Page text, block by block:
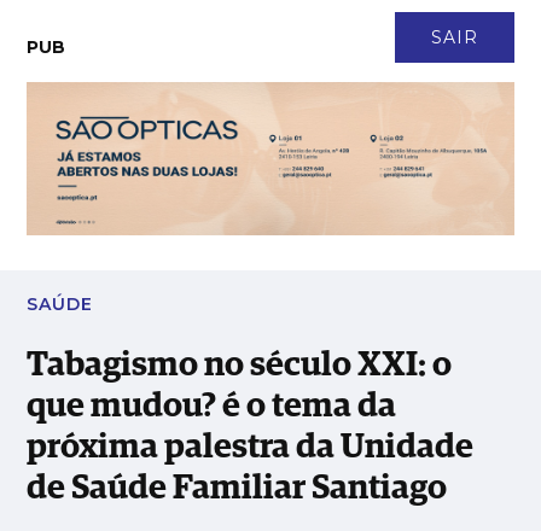
SAIR
PUB
Tabagismo no século XXI: o que mudou? é o tema da próxima
palestra da Unidade de Saúde Familiar Santiago
SAÚDE
Tabagismo no século XXI: o
que mudou? é o tema da
próxima palestra da Unidade
de Saúde Familiar Santiago